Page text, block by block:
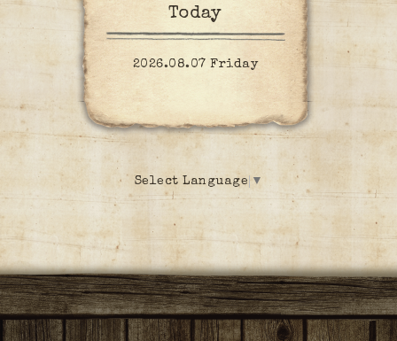
Today
2026.08.07 Friday
Select Language ▼